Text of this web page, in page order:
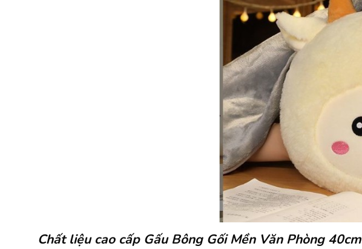
Chất liệu cao cấp Gấu Bông Gối Mền Văn Phòng 40cm